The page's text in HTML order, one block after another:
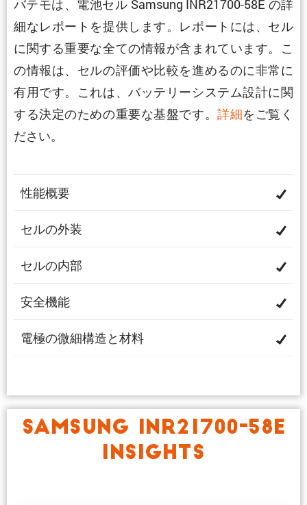
バテモは、電池セル Samsung INR21700-58E の詳
細なレポートを提供します。レポートには、セル
に関する重要な全ての情報が含まれています。こ
の情報は、セルの評価や比較を進めるのに非常に
有用です。これは、バッテリーシステム設計に関
する決定のための重要な基盤です。詳細をご覧く
ださい。
性能概要
セルの外装
セルの内部
安全機能
電極の微細構造と材料
SAMSUNG INR21700-58E
INSIGHTS